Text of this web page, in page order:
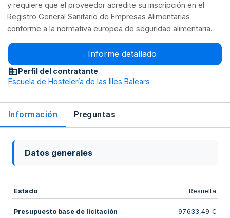
y requiere que el proveedor acredite su inscripción en el
Registro General Sanitario de Empresas Alimentarias
conforme a la normativa europea de seguridad alimentaria.
Informe detallado
Perfil del contratante
Escuela de Hostelería de las Illes Balears
Información Preguntas
Datos generales
Estado Resuelta
Presupuesto base de licitación 97.633,49 €